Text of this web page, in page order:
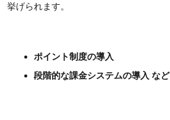
挙げられます。
ポイント制度の導入
段階的な課金システムの導入 など